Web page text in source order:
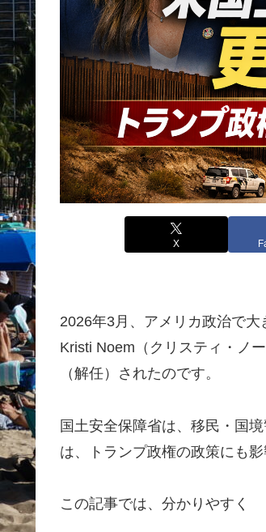
X
2026年3月、アメリカ政治で大
Kristi Noem（クリスティ・ノ
（解任）されたのです。
国土安全保障省は、移民・国
は、トランプ政権の政策にも
この記事では、分かりやすく